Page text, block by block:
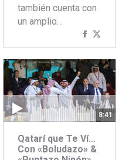
también cuenta con
un amplio…
Compartir
concon
8:41
Qatarí que Te Ví…
Con «Boludazo» &